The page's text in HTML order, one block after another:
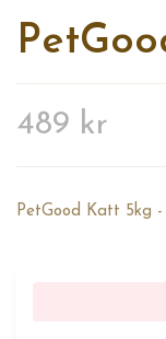
489 kr
PetGood Katt 5kg